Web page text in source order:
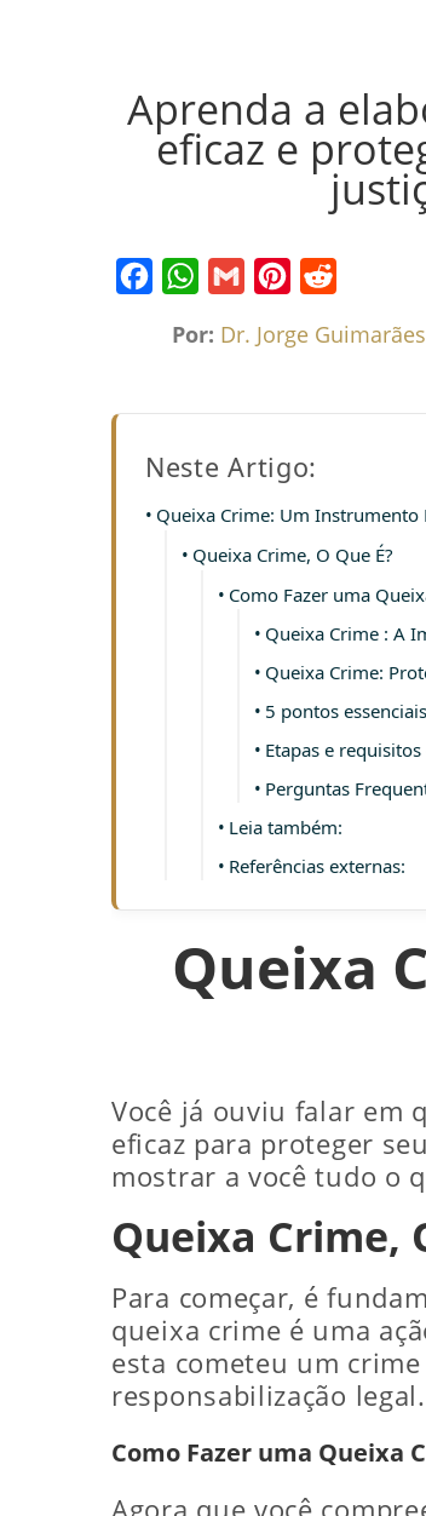
Aprenda a
eficaz e
Por: Dr. Jorge Guimarães
Neste Artigo:
Queixa Crime: Um Instrumento
Queixa Crime, O Que É?
Como Fazer uma
Queixa Crime : A
Queixa Crime:
5 pontos
Etapas e
Perguntas
Leia também:
Referências externas:
Queixa
Você já ouviu falar em
eficaz para proteger
mostrar a você tudo o
Queixa Crime,
Para começar, é
queixa crime é uma
esta cometeu um
responsabilização legal.
Como Fazer uma Queixa